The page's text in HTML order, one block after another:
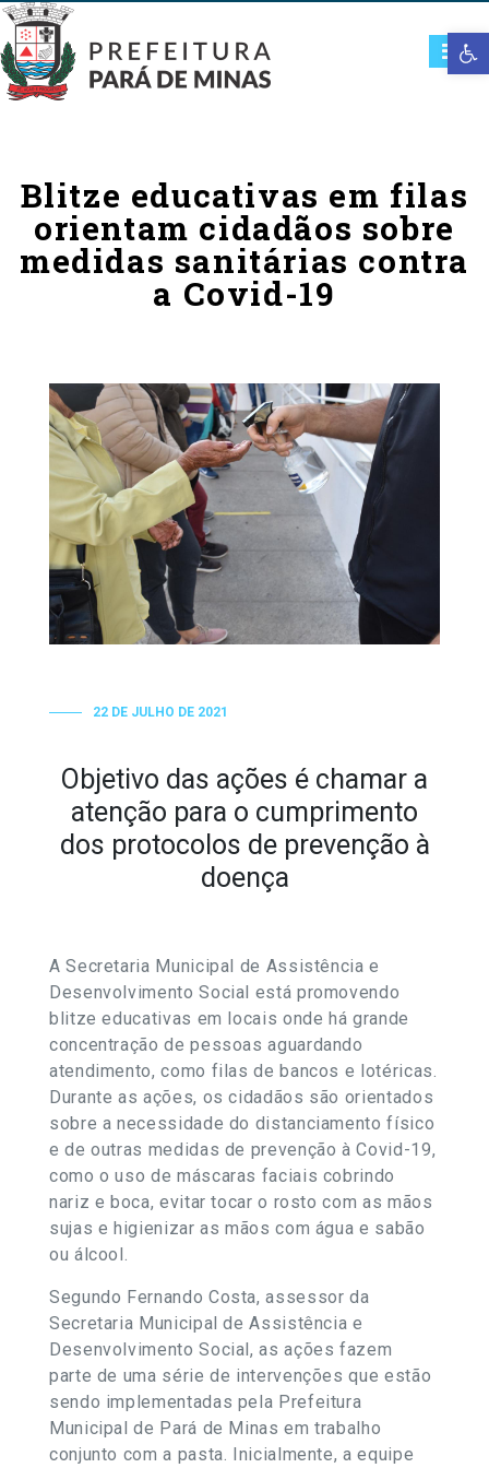
Blitze educativas em filas
orientam cidadãos sobre
medidas sanitárias contra
a Covid-19
22 DE JULHO DE 2021
Objetivo das ações é chamar a
atenção para o cumprimento
dos protocolos de prevenção à
doença
A Secretaria Municipal de Assistência e
Desenvolvimento Social está promovendo
blitze educativas em locais onde há grande
concentração de pessoas aguardando
atendimento, como filas de bancos e lotéricas.
Durante as ações, os cidadãos são orientados
sobre a necessidade do distanciamento físico
e de outras medidas de prevenção à Covid-19,
como o uso de máscaras faciais cobrindo
nariz e boca, evitar tocar o rosto com as mãos
sujas e higienizar as mãos com água e sabão
ou álcool.
Segundo Fernando Costa, assessor da
Secretaria Municipal de Assistência e
Desenvolvimento Social, as ações fazem
parte de uma série de intervenções que estão
sendo implementadas pela Prefeitura
Municipal de Pará de Minas em trabalho
conjunto com a pasta. Inicialmente, a equipe